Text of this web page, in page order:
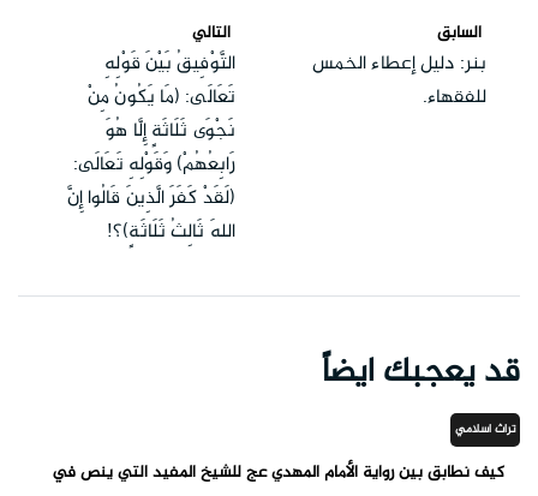
السابق
بنر: دليل إعطاء الخمس
للفقهاء.
التالي
التَّوْفِيقُ بَيْنَ قَوْلِهِ
تَعَالَى: (مَا يَكُونُ مِنْ
نَجْوَى ثَلَاثَةٍ إِلَّا هُوَ
رَابِعُهُمْ) وَقَوْلِهِ تَعَالَى:
(لَقَدْ كَفَرَ الَّذِينَ قَالُوا إِنَّ
اللهَ ثَالِثُ ثَلَاثَةٍ)؟!
قد يعجبك ايضاً
تراث اسلامي
كيف نطابق بين رواية الأمام المهدي عج للشيخ المفيد التي ينص في